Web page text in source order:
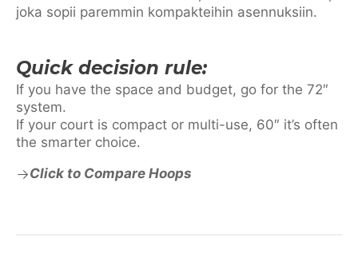
joka sopii paremmin kompakteihin asennuksiin.
Quick decision rule:
If you have the space and budget, go for the 72″
system.
If your court is compact or multi-use, 60″ it’s often
the smarter choice.
Click to Compare Hoops